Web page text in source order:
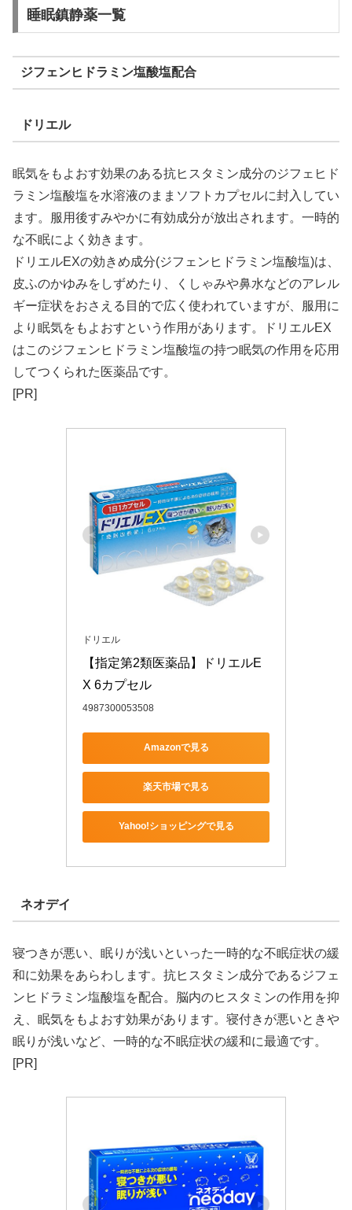
睡眠鎮静薬一覧
ジフェンヒドラミン塩酸塩配合
ドリエル
眠気をもよおす効果のある抗ヒスタミン成分のジフェヒド
ラミン塩酸塩を水溶液のままソフトカプセルに封入してい
ます。服用後すみやかに有効成分が放出されます。一時的
な不眠によく効きます。
ドリエルEXの効きめ成分(ジフェンヒドラミン塩酸塩)は、
皮ふのかゆみをしずめたり、くしゃみや鼻水などのアレル
ギー症状をおさえる目的で広く使われていますが、服用に
より眠気をもよおすという作用があります。ドリエルEX
はこのジフェンヒドラミン塩酸塩の持つ眠気の作用を応用
してつくられた医薬品です。
[PR]
ドリエル
【指定第2類医薬品】ドリエルE
X 6カプセル
4987300053508
Amazonで見る
楽天市場で見る
Yahoo!ショッピングで見る
ネオデイ
寝つきが悪い、眠りが浅いといった一時的な不眠症状の緩
和に効果をあらわします。抗ヒスタミン成分であるジフェ
ンヒドラミン塩酸塩を配合。脳内のヒスタミンの作用を抑
え、眠気をもよおす効果があります。寝付きが悪いときや
眠りが浅いなど、一時的な不眠症状の緩和に最適です。
[PR]